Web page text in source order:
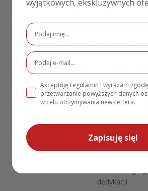
przygotowaliśmy eleganckie i
prezentdla osoby dorosłej,
nadrukiem, które są
na wyrażenie uczuć. Szczególnie
statuetki inspirowane nagrodą
– tastatuetkato interaktywny
uhonorowanie solenizanta jako
oryginalność. Miłośników
pewnością zachwycą nasze
dyplomy drewniane
, które
dedykacji.
wyjątkowych, ekskluzywnych
Akceptuję regulamin i wyrażam
przetwarzanie powyższych danych
w celu otrzymywania newslettera.
Zapisuję się!